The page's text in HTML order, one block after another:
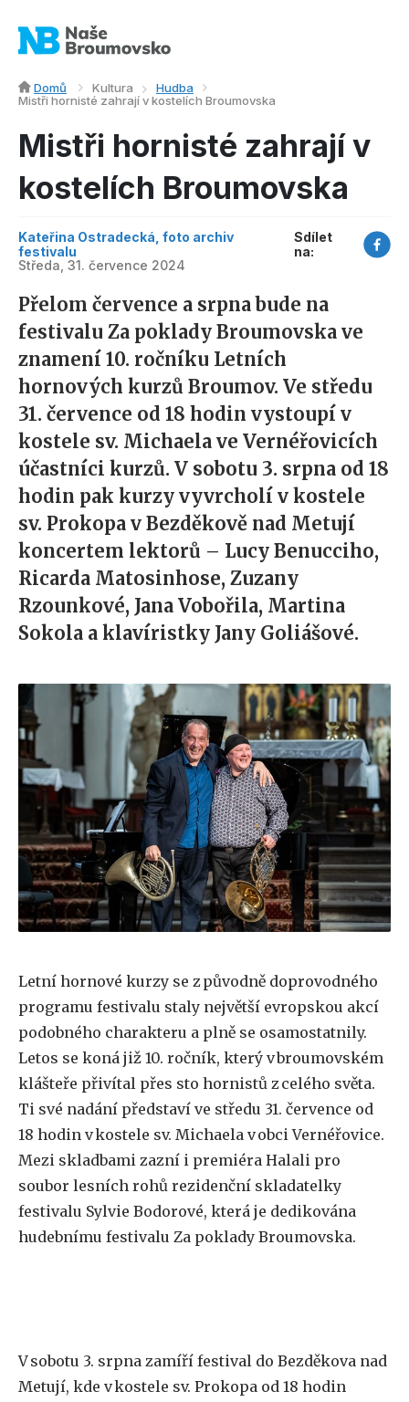
Domů Kultura
Hudba
Mistři hornisté zahrají v kostelích Broumovska
Mistři hornisté zahrají v
kostelích Broumovska
Kateřina Ostradecká, foto archiv
festivalu
Středa, 31. července 2024
Sdílet
na:
Přelom července a srpna bude na
festivalu Za poklady Broumovska ve
znamení 10. ročníku Letních
hornových kurzů Broumov. Ve středu
31. července od 18 hodin vystoupí v
kostele sv. Michaela ve Vernéřovicích
účastníci kurzů. V sobotu 3. srpna od 18
hodin pak kurzy vyvrcholí v kostele
sv. Prokopa v Bezděkově nad Metují
koncertem lektorů – Lucy Benucciho,
Ricarda Matosinhose, Zuzany
Rzounkové, Jana Vobořila, Martina
Sokola a klavíristky Jany Goliášové.
Letní hornové kurzy se z původně doprovodného
programu festivalu staly největší evropskou akcí
podobného charakteru a plně se osamostatnily.
Letos se koná již 10. ročník, který v broumovském
klášteře přivítal přes sto hornistů z celého světa.
Ti své nadání představí ve středu 31. července od
18 hodin v kostele sv. Michaela v obci Vernéřovice.
Mezi skladbami zazní i premiéra Halali pro
soubor lesních rohů rezidenční skladatelky
festivalu Sylvie Bodorové, která je dedikována
hudebnímu festivalu Za poklady Broumovska.
V sobotu 3. srpna zamíří festival do Bezděkova nad
Metují, kde v kostele sv. Prokopa od 18 hodin